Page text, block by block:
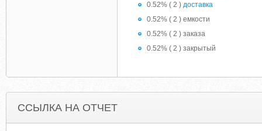
0.52% ( 2 ) доставка
0.52% ( 2 ) емкости
0.52% ( 2 ) заказа
0.52% ( 2 ) закрытый
ССЫЛКА НА ОТЧЕТ